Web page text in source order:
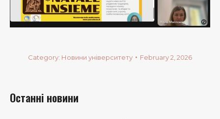
Category: Новини університету February 2, 2026
Останні новини